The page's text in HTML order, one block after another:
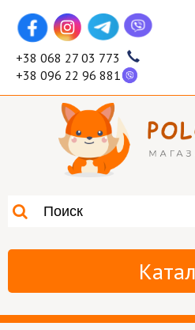
+38 068 27 03 773
+38 096 22 96 881